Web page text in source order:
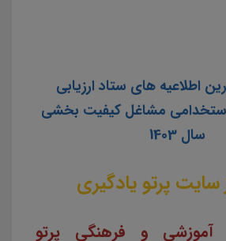
اطلاعیه های ستاد ارزیابی
مشاغل کیفیت بخشی
سال 1403
سایت پرتو یادگیری
و فرهنگی پرتو